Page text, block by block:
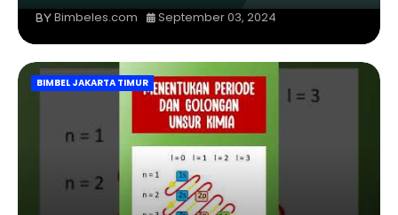
Bimbeles.com September 03, 2024
BIMBEL JAKARTA TIMUR